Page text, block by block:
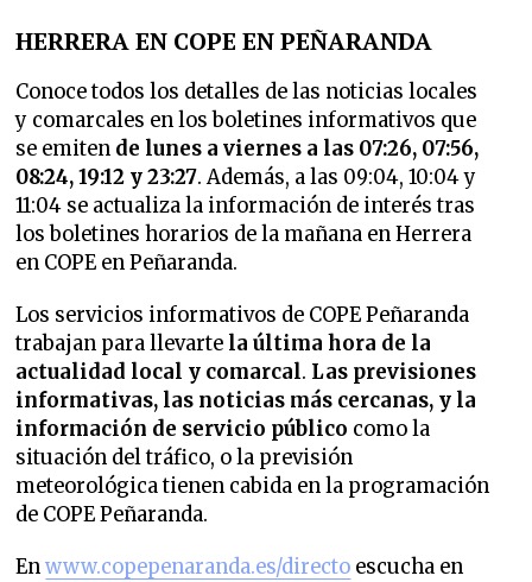
HERRERA EN COPE EN PEÑARANDA
Conoce todos los detalles de las noticias locales
y comarcales en los boletines informativos que
se emiten de lunes a viernes a las 07:26, 07:56,
08:24, 19:12 y 23:27. Además, a las 09:04, 10:04 y
11:04 se actualiza la información de interés tras
los boletines horarios de la mañana en Herrera
en COPE en Peñaranda.
Los servicios informativos de COPE Peñaranda
trabajan para llevarte la última hora de la
actualidad local y comarcal. Las previsiones
informativas, las noticias más cercanas, y la
información de servicio público como la
situación del tráfico, o la previsión
meteorológica tienen cabida en la programación
de COPE Peñaranda.
Enwww.copepenaranda.es/directo escucha en